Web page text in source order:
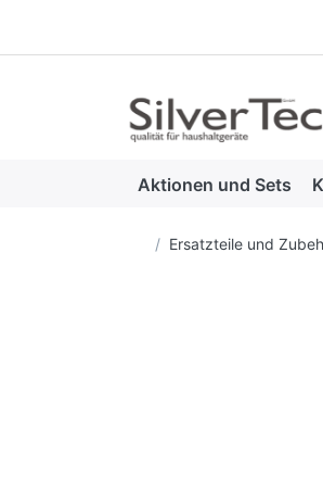
Aktionen und Sets
Startseite
Ersatzteile und